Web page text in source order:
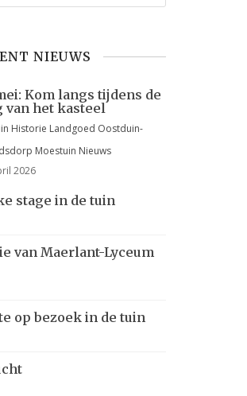
NIEUWS
Kom langs tijdens de
van het kasteel
Historie Landgoed Oostduin-
Moestuin Nieuws
2026
stage in de tuin
van Maerlant-Lyceum
op bezoek in de tuin